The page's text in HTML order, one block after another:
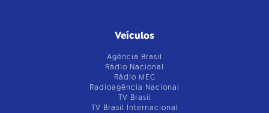
Veículos
Agência Brasil
Rádio Nacional
Rádio MEC
Radioagência Nacional
TV Brasil
TV Brasil Internacional